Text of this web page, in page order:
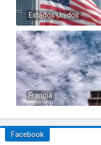
Estados Unidos
Francia
Facebook